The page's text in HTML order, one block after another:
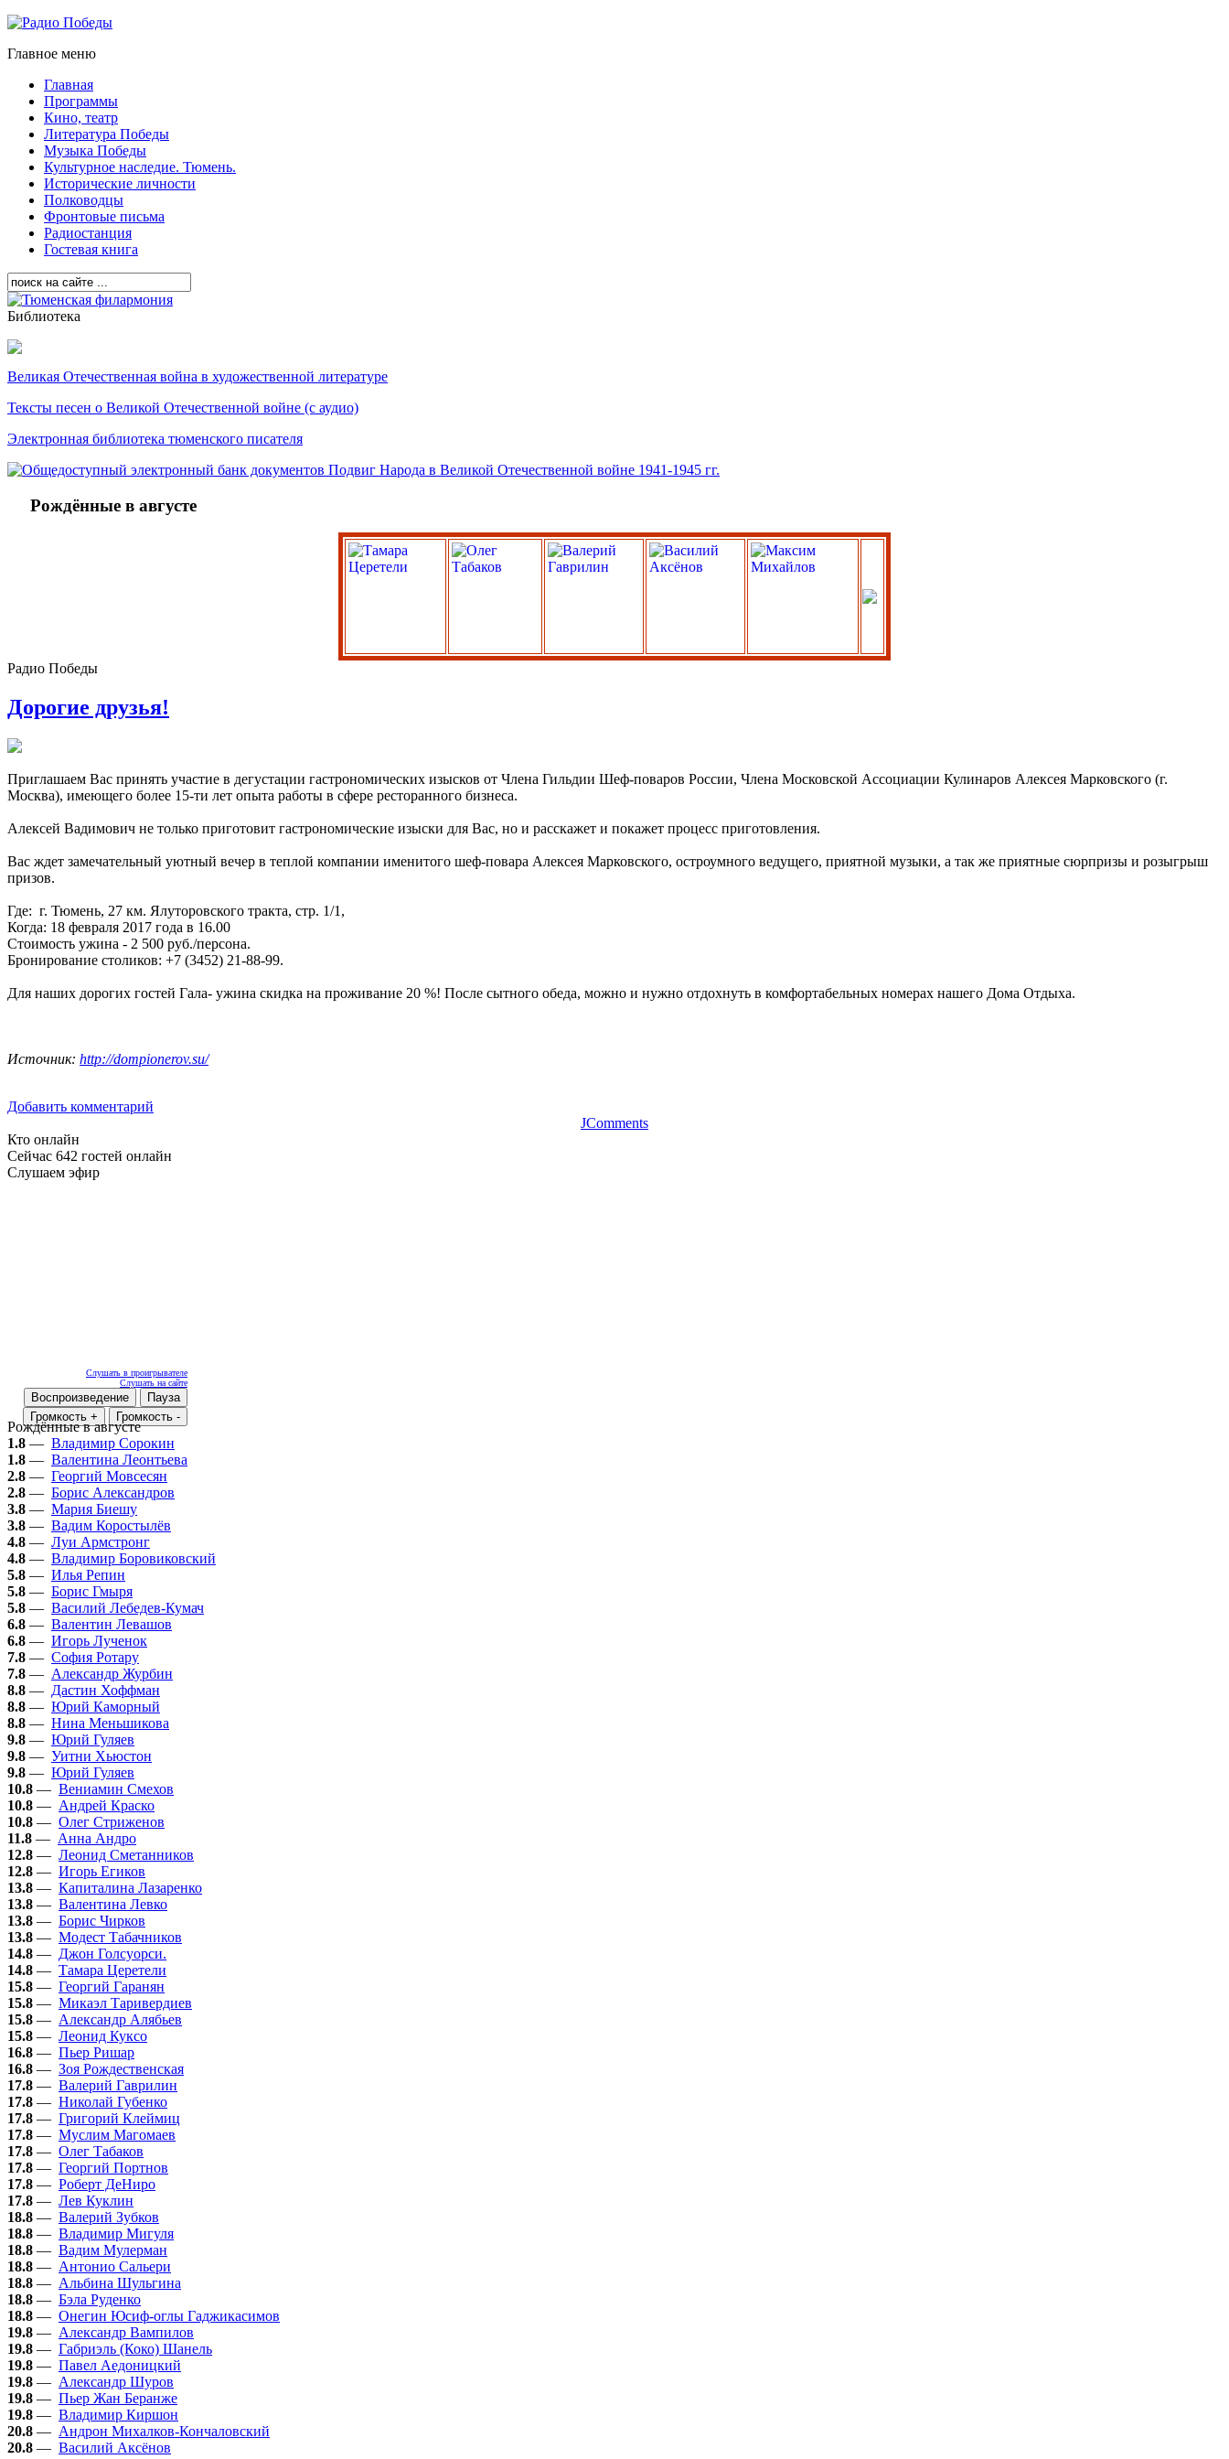
Главное меню
Главная
Программы
Кино, театр
Литература Победы
Музыка Победы
Культурное наследие. Тюмень.
Исторические личности
Полководцы
Фронтовые письма
Радиостанция
Гостевая книга
Библиотека
Великая Отечественная война в художественной литературе
Тексты песен о Великой Отечественной войне (с аудио)
Электронная библиотека тюменского писателя
Рождённые в августе
Радио Победы
Дорогие друзья!
Приглашаем Вас принять участие в дегустации гастрономических изысков от Члена Гильдии Шеф-поваров России, Члена Московской Ассоциации Кулинаров Алексея Марковского (г.
Москва), имеющего более 15-ти лет опыта работы в сфере ресторанного бизнеса.
Алексей Вадимович не только приготовит гастрономические изыски для Вас, но и расскажет и покажет процесс приготовления.
Вас ждет замечательный уютный вечер в теплой компании именитого шеф-повара Алексея Марковского, остроумного ведущего, приятной музыки, а так же приятные сюрпризы и розыгрыш
призов.
Где: г. Тюмень, 27 км. Ялуторовского тракта, стр. 1/1,
Когда: 18 февраля 2017 года в 16.00
Стоимость ужина - 2 500 руб./персона.
Бронирование столиков: +7 (3452) 21-88-99.
Для наших дорогих гостей Гала- ужина скидка на проживание 20 %! После сытного обеда, можно и нужно отдохнуть в комфортабельных номерах нашего Дома Отдыха.
Источник: http://dompionerov.su/
Добавить комментарий
JComments
Кто онлайн
Сейчас 642 гостей онлайн
Слушаем эфир
Слушать в проигрывателе
Слушать на сайте
Воспроизведение
Пауза
Громкость +
Громкость -
Рождённые в августе
1.8 — Владимир Сорокин
1.8 — Валентина Леонтьева
2.8 — Георгий Мовсесян
2.8 — Борис Александров
3.8 — Мария Биешу
3.8 — Вадим Коростылёв
4.8 — Луи Армстронг
4.8 — Владимир Боровиковский
5.8 — Илья Репин
5.8 — Борис Гмыря
5.8 — Василий Лебедев-Кумач
6.8 — Валентин Левашов
6.8 — Игорь Лученок
7.8 — София Ротару
7.8 — Александр Журбин
8.8 — Дастин Хоффман
8.8 — Юрий Каморный
8.8 — Нина Меньшикова
9.8 — Юрий Гуляев
9.8 — Уитни Хьюстон
9.8 — Юрий Гуляев
10.8 — Вениамин Смехов
10.8 — Андрей Краско
10.8 — Олег Стриженов
11.8 — Анна Андро
12.8 — Леонид Сметанников
12.8 — Игорь Егиков
13.8 — Капиталина Лазаренко
13.8 — Валентина Левко
13.8 — Борис Чирков
13.8 — Модест Табачников
14.8 — Джон Голсуорси.
14.8 — Тамара Церетели
15.8 — Георгий Гаранян
15.8 — Микаэл Таривердиев
15.8 — Александр Алябьев
15.8 — Леонид Куксо
16.8 — Пьер Ришар
16.8 — Зоя Рождественская
17.8 — Валерий Гаврилин
17.8 — Николай Губенко
17.8 — Григорий Клеймиц
17.8 — Муслим Магомаев
17.8 — Олег Табаков
17.8 — Георгий Портнов
17.8 — Роберт ДеНиро
17.8 — Лев Куклин
18.8 — Валерий Зубков
18.8 — Владимир Мигуля
18.8 — Вадим Мулерман
18.8 — Антонио Сальери
18.8 — Альбина Шульгина
18.8 — Бэла Руденко
18.8 — Онегин Юсиф-оглы Гаджикасимов
19.8 — Александр Вампилов
19.8 — Габриэль (Коко) Шанель
19.8 — Павел Аедоницкий
19.8 — Александр Шуров
19.8 — Пьер Жан Беранже
19.8 — Владимир Киршон
20.8 — Андрон Михалков-Кончаловский
20.8 — Василий Аксёнов